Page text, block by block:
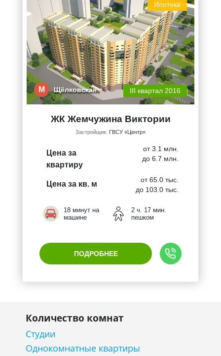
Ипотека
М Щёлковская III квартал 2016
ЖК Жемчужина Виктории
Застройщик: ГВСУ «Центр»
Цена за
квартиру
от 3.1 млн.
до 6.7 млн.
Цена за кв. м
от 65.0 тыс.
до 103.0 тыс.
18 минут на
машине
2 ч. 17 мин.
пешком
ПОДРОБНЕЕ
Количество комнат
Студии
Однокомнатные квартиры